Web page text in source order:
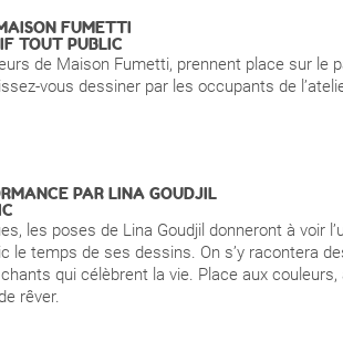
FUMETTI
TOUT PUBLIC
de Maison Fumetti, prennent place sur le
vous dessiner par les occupants de
PAR LINA GOUDJIL
les poses de Lina Goudjil donneront à voir
le temps de ses dessins. On s’y racontera
qui célèbrent la vie. Place aux
rêver.